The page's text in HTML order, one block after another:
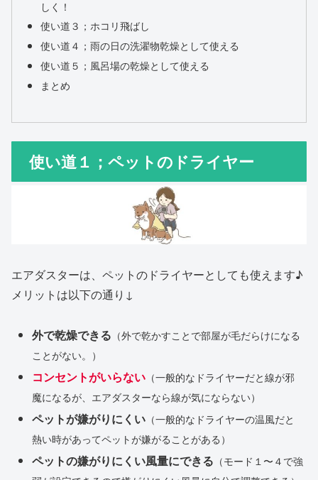
しく！
使い道３；ホコリ飛ばし
使い道４；雨の日の洗濯物乾燥として使える
使い道５；風呂場の乾燥として使える
まとめ
使い道１；ペットのドライヤー
エアダスターは、ペットのドライヤーとしても使えます♪
メリットは以下の通り↓
外で乾燥できる （外で乾かすことで部屋が毛だらけになる
ことがない。）
コンセントがいらない （一般的なドライヤーだと線が邪
魔になるが、エアダスターなら線が気にならない）
ペットが嫌がりにくい （一般的なドライヤーの温風だと
熱い時があってペットが嫌がることがある）
ペットの嫌がりにくい風量にできる （モード１〜４で強